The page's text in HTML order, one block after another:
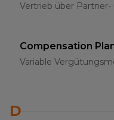
Vertrieb über
Compensation
Variable
D